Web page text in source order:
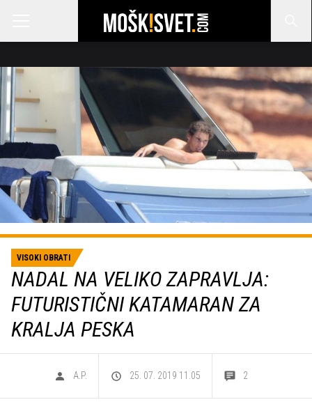
VISOKI OBRATI
NADAL NA VELIKO ZAPRAVLJA:
FUTURISTIČNI KATAMARAN ZA
KRALJA PESKA
A.P. 25. 07. 2019 11.05 2